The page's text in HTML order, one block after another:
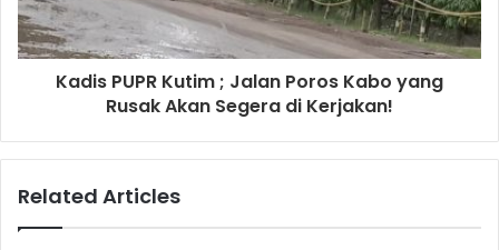
Kadis PUPR Kutim ; Jalan Poros Kabo yang
Rusak Akan Segera di Kerjakan!
Related Articles